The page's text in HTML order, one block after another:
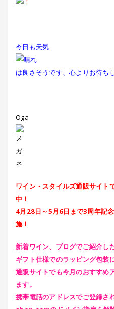
今日も天気
は良さそうです、心よりお待ち
Oga
ワイン・スタイルズ通販サイト
中！
4月28日～5月6日まで3周年記
施！
新着ワイン、ブログでご紹介し
ギフト仕様でのラッピング包装
通販サイトでも今月のおすすめ
ます。
携帯電話のアドレスでご登録